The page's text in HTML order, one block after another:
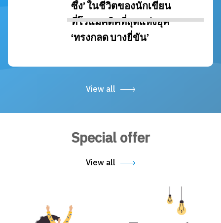
View all
Special offer
View all